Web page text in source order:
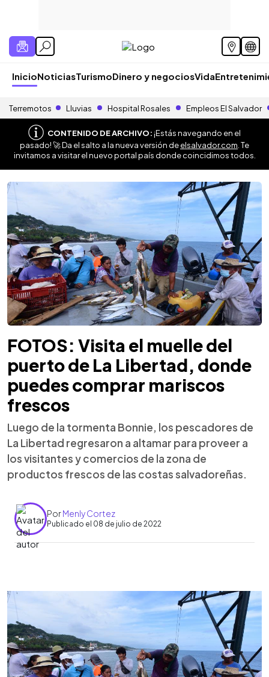
InicioNoticiasTurismoDinero y negociosVida
Terremotos Lluvias Hospital Rosales Empleos El Salvador
CONTENIDO DE ARCHIVO:¡Estás navegando en el
pasado! 🚀 Da el salto a la nueva versión deelsalvador.com . Te
invitamos a visitar el nuevo portal país donde coincidimos todos.
FOTOS: Visita el muelle del
puerto de La Libertad, donde
puedes comprar mariscos
frescos
Luego de la tormenta Bonnie, los pescadores de
La Libertad regresaron a altamar para proveer a
los visitantes y comercios de la zona de
productos frescos de las costas salvadoreñas.
PorMenly Cortez
Publicado el 08 de julio de 2022
►